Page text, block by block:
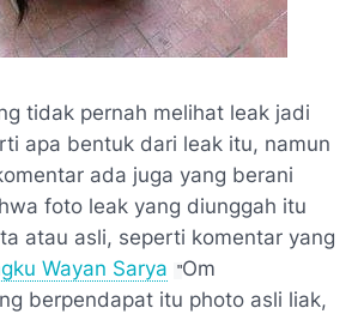
tidak pernah melihat leak jadi
apa bentuk dari leak itu, namun
ada juga yang berani
foto leak yang diunggah itu
atau asli, seperti komentar yang
Wayan Sarya "Om
berpendapat itu photo asli liak,